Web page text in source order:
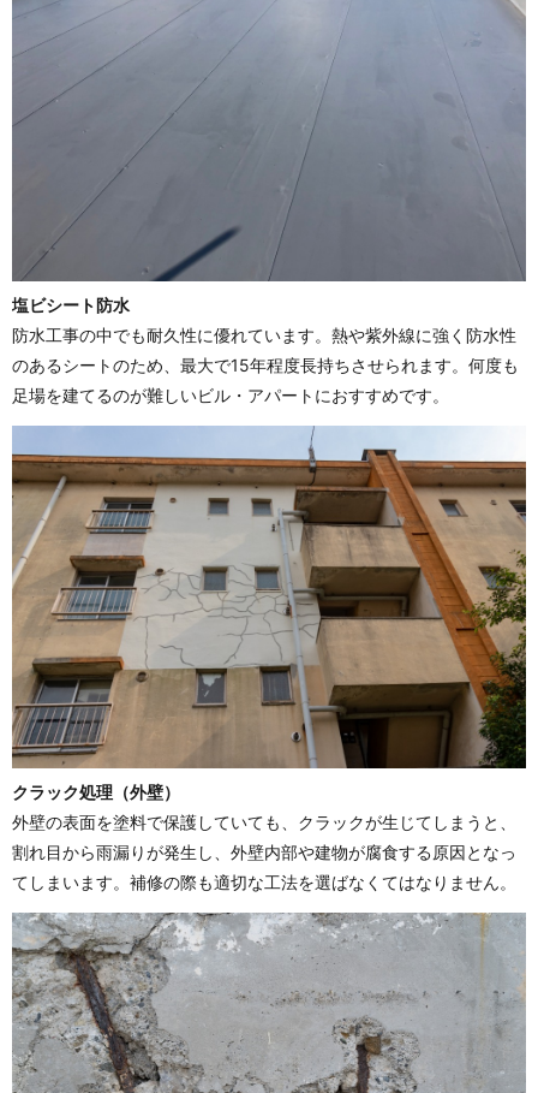
塩ビシート防水
防水工事の中でも耐久性に優れています。熱や紫外線に強く防水性
のあるシートのため、最大で15年程度長持ちさせられます。何度も
足場を建てるのが難しいビル・アパートにおすすめです。
クラック処理（外壁）
外壁の表面を塗料で保護していても、クラックが生じてしまうと、
割れ目から雨漏りが発生し、外壁内部や建物が腐食する原因となっ
てしまいます。補修の際も適切な工法を選ばなくてはなりません。